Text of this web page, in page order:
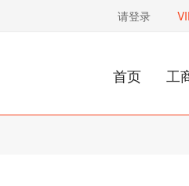
请登录
首页 工